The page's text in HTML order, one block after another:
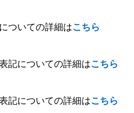
ついての詳細はこちら
記についての詳細はこちら
記についての詳細はこちら